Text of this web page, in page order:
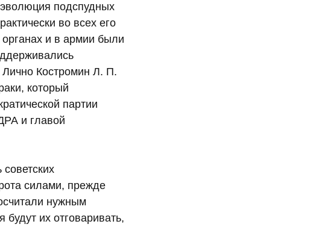
эволюция подспудных
во всех его
и в армии были
Костромин Л. П.
который
партии
и главой
силами, прежде
нужным
будут их отговаривать,